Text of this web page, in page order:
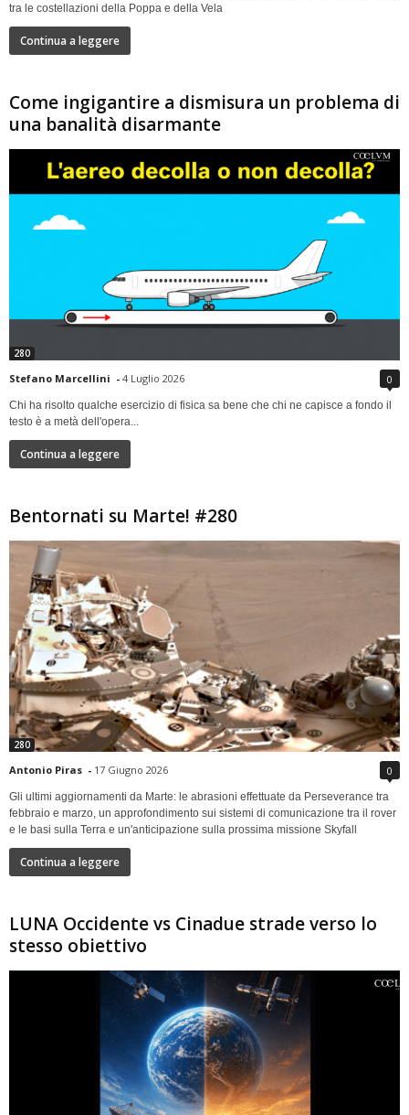
tra le costellazioni della Poppa e della Vela
Continua a leggere
Come ingigantire a dismisura un problema di
una banalità disarmante
280
Stefano Marcellini - 4 Luglio 2026 0
Chi ha risolto qualche esercizio di fisica sa bene che chi ne capisce a fondo il
testo è a metà dell'opera...
Continua a leggere
Bentornati su Marte! #280
280
Antonio Piras - 17 Giugno 2026 0
Gli ultimi aggiornamenti da Marte: le abrasioni effettuate da Perseverance tra
febbraio e marzo, un approfondimento sui sistemi di comunicazione tra il rover
e le basi sulla Terra e un'anticipazione sulla prossima missione Skyfall
Continua a leggere
LUNA Occidente vs Cinadue strade verso lo
stesso obiettivo